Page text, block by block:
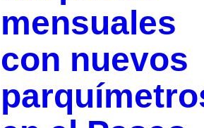
mensuales
con nuevos